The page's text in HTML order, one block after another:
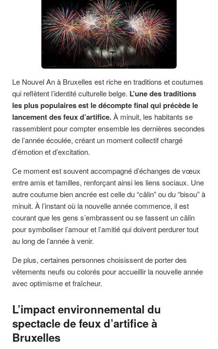
Le Nouvel An à Bruxelles est riche en traditions et coutumes
qui reflètent l’identité culturelle belge. L’une des traditions
les plus populaires est le décompte final qui précède le
lancement des feux d’artifice.À minuit, les habitants se
rassemblent pour compter ensemble les dernières secondes
de l’année écoulée, créant un moment collectif chargé
d’émotion et d’excitation.
Ce moment est souvent accompagné d’échanges de vœux
entre amis et familles, renforçant ainsi les liens sociaux. Une
autre coutume bien ancrée est celle du “câlin” ou du “bisou” à
minuit. À l’instant où la nouvelle année commence, il est
courant que les gens s’embrassent ou se fassent un câlin
pour symboliser l’amour et l’amitié qui doivent perdurer tout
au long de l’année à venir.
De plus, certaines personnes choisissent de porter des
vêtements neufs ou colorés pour accueillir la nouvelle année
avec optimisme et fraîcheur.
L’impact environnemental du
spectacle de feux d’artifice à
Bruxelles